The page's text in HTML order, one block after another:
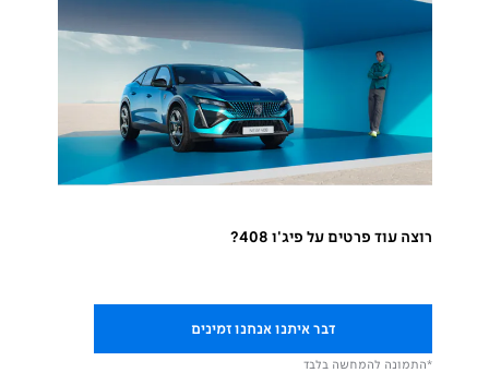
רוצה עוד פרטים על פיג'ו 408?
דבר איתנו אנחנו זמינים
*התמונה להמחשה בלבד